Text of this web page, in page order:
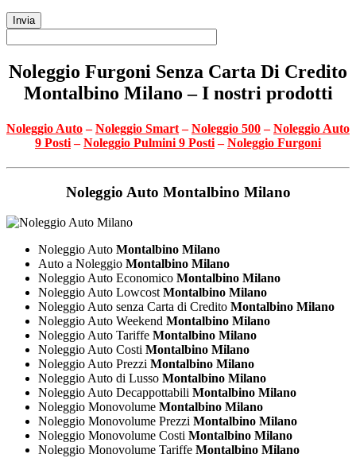
Noleggio Furgoni Senza Carta Di Credito
Montalbino Milano – I nostri prodotti
Noleggio Auto–Noleggio Smart–Noleggio 500–Noleggio Auto
9 Posti–Noleggio Pulmini 9 Posti–Noleggio Furgoni
Noleggio Auto Montalbino Milano
Noleggio Auto Montalbino Milano
Auto a Noleggio Montalbino Milano
Noleggio Auto Economico Montalbino Milano
Noleggio Auto Lowcost Montalbino Milano
Noleggio Auto senza Carta di Credito Montalbino Milano
Noleggio Auto Weekend Montalbino Milano
Noleggio Auto Tariffe Montalbino Milano
Noleggio Auto Costi Montalbino Milano
Noleggio Auto Prezzi Montalbino Milano
Noleggio Auto di Lusso Montalbino Milano
Noleggio Auto Decappottabili Montalbino Milano
Noleggio Monovolume Montalbino Milano
Noleggio Monovolume Prezzi Montalbino Milano
Noleggio Monovolume Costi Montalbino Milano
Noleggio Monovolume Tariffe Montalbino Milano